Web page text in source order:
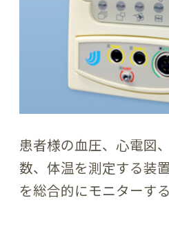
患者様の血圧、心電図
数、体温を測定する装
を総合的にモニターす